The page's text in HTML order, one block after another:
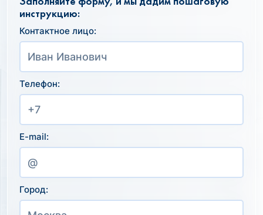
инструкцию:
Контактное лицо:
Телефон:
E-mail:
Город: